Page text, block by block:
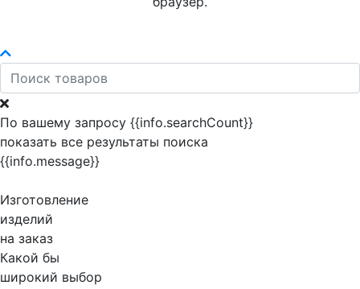
По вашему запросу {{info.searchCount}}
показать все результаты поиска
{{info.message}}
Изготовление
изделий
на заказ
Какой бы
широкий выбор